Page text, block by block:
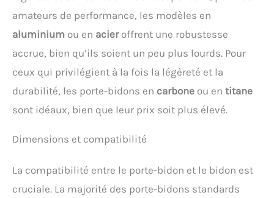
amateurs de performance, les modèles en
aluminium ou en acieroffrent une robustesse
accrue, bien qu’ils soient un peu plus lourds. Pour
ceux qui privilégient à la fois la légèreté et la
durabilité, les porte-bidons en carbone ou en titane
sont idéaux, bien que leur prix soit plus élevé.
Dimensions et compatibilité
La compatibilité entre le porte-bidon et le bidon est
cruciale. La majorité des porte-bidons standards